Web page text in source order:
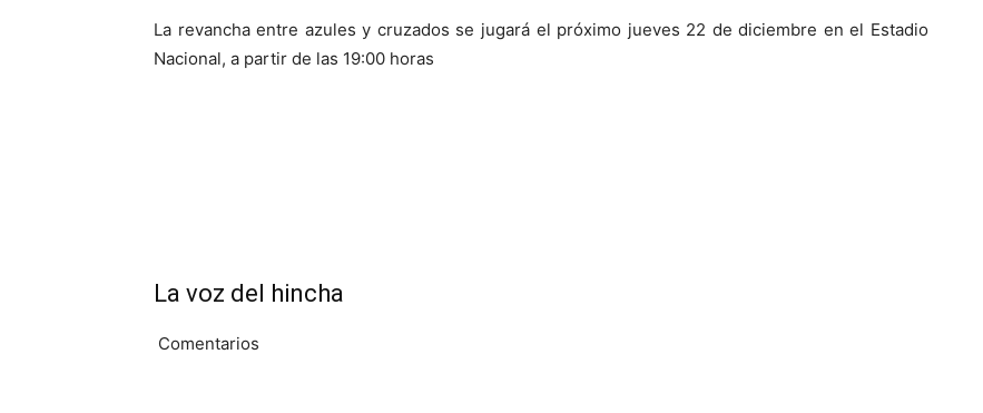
La revancha entre azules y cruzados se jugará el próximo jueves 22 de diciembre en el Estadio
Nacional, a partir de las 19:00 horas
La voz del hincha
Comentarios